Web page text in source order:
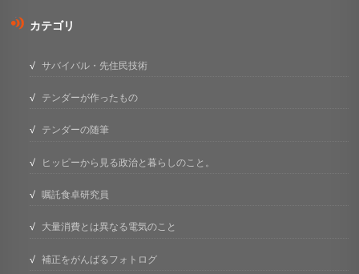
カテゴリ
サバイバル・先住民技術
テンダーが作ったもの
テンダーの随筆
ヒッピーから見る政治と暮らしのこと。
嘱託食卓研究員
大量消費とは異なる電気のこと
補正をがんばるフォトログ